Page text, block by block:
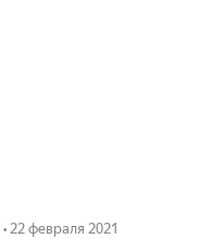
• 22 февраля 2021